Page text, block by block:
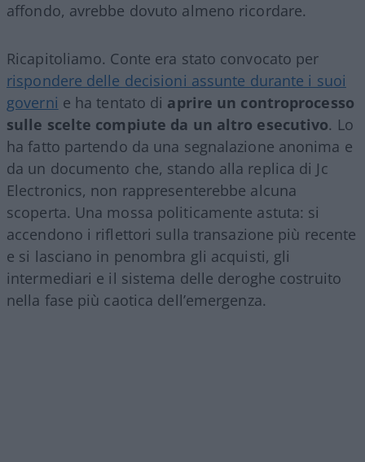
affondo, avrebbe dovuto almeno ricordare.
Ricapitoliamo. Conte era stato convocato per
rispondere delle decisioni assunte durante i suoi
governi e ha tentato di aprire un controprocesso
sulle scelte compiute da un altro esecutivo. Lo
ha fatto partendo da una segnalazione anonima e
da un documento che, stando alla replica di Jc
Electronics, non rappresenterebbe alcuna
scoperta. Una mossa politicamente astuta: si
accendono i riflettori sulla transazione più recente
e si lasciano in penombra gli acquisti, gli
intermediari e il sistema delle deroghe costruito
nella fase più caotica dell’emergenza.